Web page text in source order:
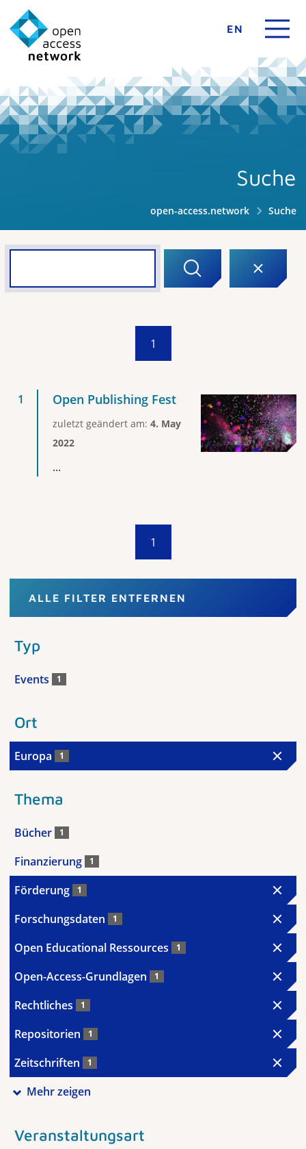
EN
Suche
open-access.network Suche
1
Open Publishing Fest
zuletzt geändert am: 4. May
2022
...
1
ALLE FILTER ENTFERNEN
Typ
Events 1
Ort
Europa 1
Thema
Bücher 1
Finanzierung 1
Förderung 1
Forschungsdaten 1
Open Educational Ressources 1
Open-Access-Grundlagen 1
Rechtliches 1
Repositorien 1
Zeitschriften 1
Mehr zeigen
Veranstaltungsart